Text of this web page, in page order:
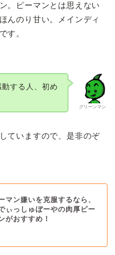
。ピーマンとは思えない
んのり甘い。メインディ
す。
グリーンマン
する人、初め
ていますので、是非のぞ
マン嫌いを克服するなら、
ぃっしゅぼーやの肉厚ピー
がおすすめ！